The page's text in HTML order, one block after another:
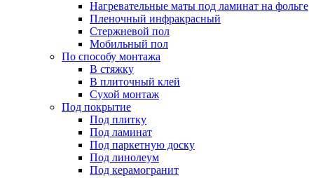
Нагревательные маты под ламинат на фольге
Пленочный инфракрасный
Стержневой пол
Мобильный пол
По способу монтажа
В стяжку
В плиточный клей
Сухой монтаж
Под покрытие
Под плитку
Под ламинат
Под паркетную доску
Под линолеум
Под керамогранит